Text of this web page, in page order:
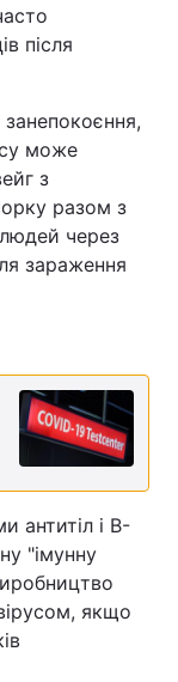
після
може
з
разом з
через
зараження
антитіл і B-
"імунну
якщо